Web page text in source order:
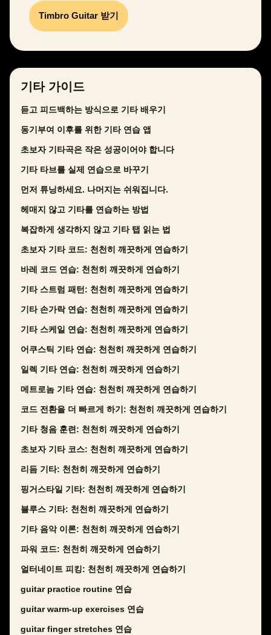
Timbro Guitar 받기
기타 가이드
듣고 피드백하는 방식으로 기타 배우기
동기부여 이후를 위한 기타 연습 앱
초보자 기타곡은 작은 성공이어야 합니다
기타 타브를 실제 연습으로 바꾸기
먼저 튜닝하세요. 나머지는 쉬워집니다.
헤매지 않고 기타를 연습하는 방법
복잡하게 생각하지 않고 기타 탭 읽는 법
초보자 기타 코드: 천천히 깨끗하게 연습하기
바레 코드 연습: 천천히 깨끗하게 연습하기
기타 스트럼 패턴: 천천히 깨끗하게 연습하기
기타 손가락 연습: 천천히 깨끗하게 연습하기
기타 스케일 연습: 천천히 깨끗하게 연습하기
어쿠스틱 기타 연습: 천천히 깨끗하게 연습하기
일렉 기타 연습: 천천히 깨끗하게 연습하기
메트로놈 기타 연습: 천천히 깨끗하게 연습하기
코드 전환을 더 빠르게 하기: 천천히 깨끗하게 연습하기
기타 청음 훈련: 천천히 깨끗하게 연습하기
초보자 기타 코스: 천천히 깨끗하게 연습하기
리듬 기타: 천천히 깨끗하게 연습하기
핑거스타일 기타: 천천히 깨끗하게 연습하기
블루스 기타: 천천히 깨끗하게 연습하기
기타 음악 이론: 천천히 깨끗하게 연습하기
파워 코드: 천천히 깨끗하게 연습하기
얼터네이트 피킹: 천천히 깨끗하게 연습하기
guitar practice routine 연습
guitar warm-up exercises 연습
guitar finger stretches 연습